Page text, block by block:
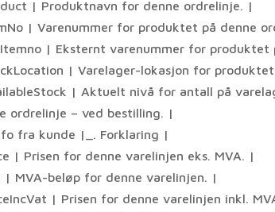
| Produktnavn for denne ordrelinje. |
| Varenummer for produktet på denne
| Eksternt varenummer for produktet
| Varelager-lokasjon for
| Aktuelt nivå for antall på
ordrelinje – ved bestilling. |
fra kunde |_. Forklaring |
| Prisen for denne varelinjen eks. MVA. |
| MVA-beløp for denne varelinjen. |
| Prisen for denne varelinjen inkl.